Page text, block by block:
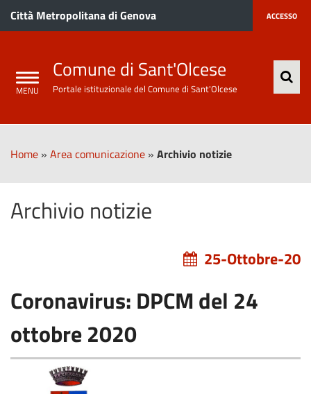
Città Metropolitana di Genova ACCESSO
Comune di Sant'Olcese
Portale istituzionale del Comune di Sant'Olcese
Home » Area comunicazione » Archivio notizie
Archivio notizie
25-Ottobre-20
Coronavirus: DPCM del 24
ottobre 2020